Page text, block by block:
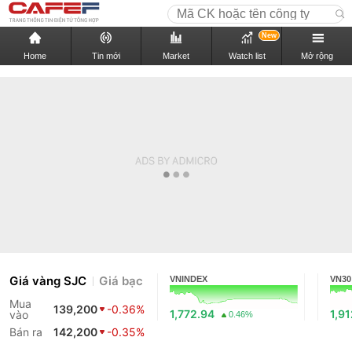
Home Tin mới Market Watch list
New
Mở rộng
Giá vàng SJC Giá bạc
Mua
vào
139,200
-0.36%
Bán ra
142,200 -0.35%
VNINDEX
1,772.94 0.46%
VN30